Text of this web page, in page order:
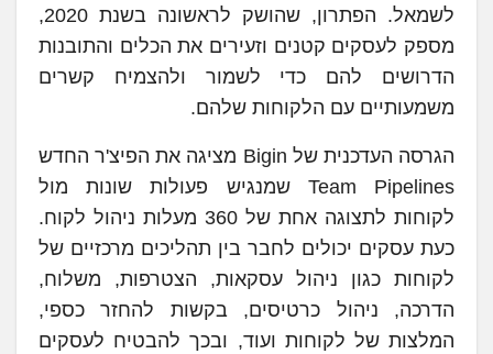
לשמאל. הפתרון, שהושק לראשונה בשנת 2020,
מספק לעסקים קטנים וזעירים את הכלים והתובנות
הדרושים להם כדי לשמור ולהצמיח קשרים
משמעותיים עם הלקוחות שלהם.
הגרסה העדכנית של Bigin מציגה את הפיצ'ר החדש
Team Pipelines שמנגיש פעולות שונות מול
לקוחות לתצוגה אחת של 360 מעלות ניהול לקוח.
כעת עסקים יכולים לחבר בין תהליכים מרכזיים של
לקוחות כגון ניהול עסקאות, הצטרפות, משלוח,
הדרכה, ניהול כרטיסים, בקשות להחזר כספי,
המלצות של לקוחות ועוד, ובכך להבטיח לעסקים